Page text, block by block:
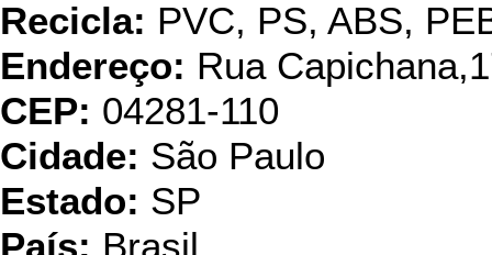
Recicla: PVC, PS, ABS,
Endereço: Rua
CEP: 04281-110
Cidade: São Paulo
Estado: SP
País: Brasil